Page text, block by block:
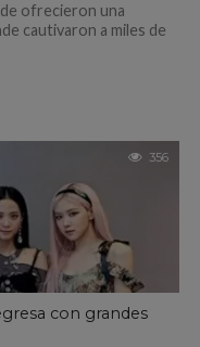
ofrecieron una
cautivaron a miles de
356
con grandes